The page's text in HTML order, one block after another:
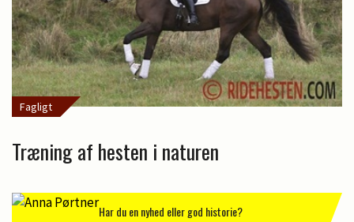
Fagligt
Træning af hesten i naturen
Har du en nyhed eller god historie?